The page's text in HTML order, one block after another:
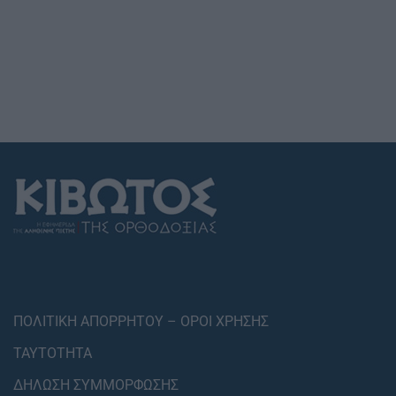
ΠΟΛΙΤΙΚΗ ΑΠΟΡΡΗΤΟΥ – ΟΡΟΙ ΧΡΗΣΗΣ
ΤΑΥΤΟΤΗΤΑ
ΔΗΛΩΣΗ ΣΥΜΜΟΡΦΩΣΗΣ